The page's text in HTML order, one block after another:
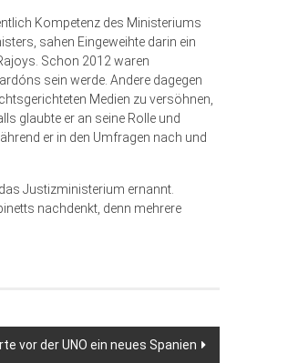
Kompetenz des Ministeriums
sahen Eingeweihte darin ein
Schon 2012 waren
sein werde. Andere dagegen
Medien zu versöhnen,
glaubte er an seine Rolle und
er in den Umfragen nach und
Justizministerium ernannt.
nachdenkt, denn mehrere
vor der UNO ein neues Spanien